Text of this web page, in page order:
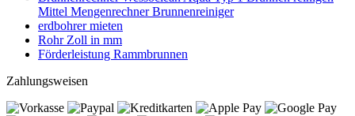
Mittel Mengenrechner Brunnenreiniger
erdbohrer mieten
Rohr Zoll in mm
Förderleistung Rammbrunnen
Zahlungsweisen